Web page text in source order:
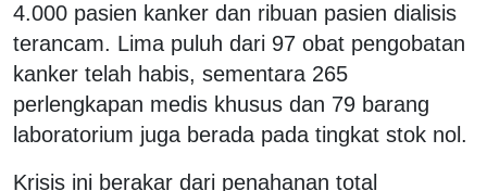
4.000 pasien kanker dan ribuan pasien dialisis
terancam. Lima puluh dari 97 obat pengobatan
kanker telah habis, sementara 265
perlengkapan medis khusus dan 79 barang
laboratorium juga berada pada tingkat stok nol.
Krisis ini berakar dari penahanan total